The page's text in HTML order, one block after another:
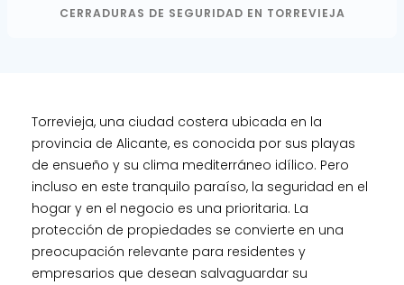
CERRADURAS DE SEGURIDAD EN TORREVIEJA
Torrevieja, una ciudad costera ubicada en la
provincia de Alicante, es conocida por sus playas
de ensueño y su clima mediterráneo idílico. Pero
incluso en este tranquilo paraíso, la seguridad en el
hogar y en el negocio es una prioritaria. La
protección de propiedades se convierte en una
preocupación relevante para residentes y
empresarios que desean salvaguardar su